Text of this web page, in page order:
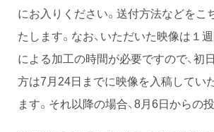
にお入りください。送付方法などをこ
たします。なお、いただいた映像は１
による加工の時間が必要ですので、初
方は7月24日までに映像を入稿してい
ます。それ以降の場合、8月6日からの